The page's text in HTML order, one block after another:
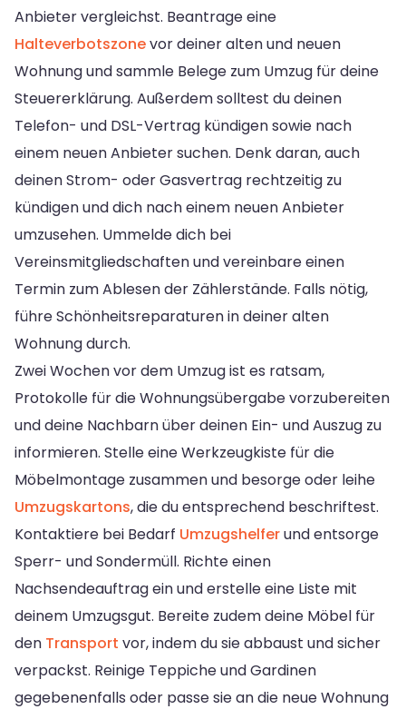
Anbieter vergleichst. Beantrage eine
Halteverbotszonevor deiner alten und neuen
Wohnung und sammle Belege zum Umzug für deine
Steuererklärung. Außerdem solltest du deinen
Telefon- und DSL-Vertrag kündigen sowie nach
einem neuen Anbieter suchen. Denk daran, auch
deinen Strom- oder Gasvertrag rechtzeitig zu
kündigen und dich nach einem neuen Anbieter
umzusehen. Ummelde dich bei
Vereinsmitgliedschaften und vereinbare einen
Termin zum Ablesen der Zählerstände. Falls nötig,
führe Schönheitsreparaturen in deiner alten
Wohnung durch.
Zwei Wochen vor dem Umzug ist es ratsam,
Protokolle für die Wohnungsübergabe vorzubereiten
und deine Nachbarn über deinen Ein- und Auszug zu
informieren. Stelle eine Werkzeugkiste für die
Möbelmontage zusammen und besorge oder leihe
Umzugskartons, die du entsprechend beschriftest.
Kontaktiere bei Bedarf Umzugshelferund entsorge
Sperr- und Sondermüll. Richte einen
Nachsendeauftrag ein und erstelle eine Liste mit
deinem Umzugsgut. Bereite zudem deine Möbel für
den Transport vor, indem du sie abbaust und sicher
verpackst. Reinige Teppiche und Gardinen
gegebenenfalls oder passe sie an die neue Wohnung